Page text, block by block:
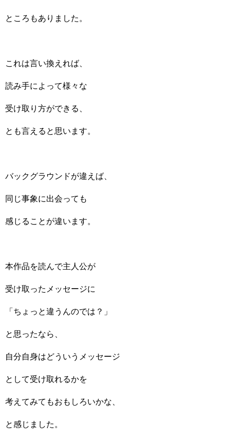
ところもありました。
これは言い換えれば、
読み手によって様々な
受け取り方ができる、
とも言えると思います。
バックグラウンドが違えば、
同じ事象に出会っても
感じることが違います。
本作品を読んで主人公が
受け取ったメッセージに
「ちょっと違うんのでは？」
と思ったなら、
自分自身はどういうメッセージ
として受け取れるかを
考えてみてもおもしろいかな、
と感じました。